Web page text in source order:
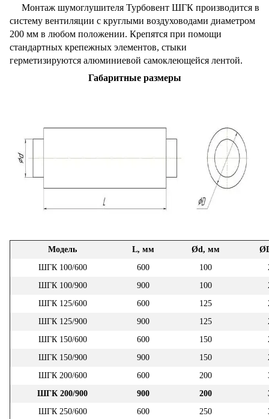
Монтаж шумоглушителя Турбовент ШГК производится в
систему вентиляции с круглыми воздуховодами диаметром
200 мм в любом положении. Крепятся при помощи
стандартных крепежных элементов, стыки
герметизируются алюминиевой самоклеющейся лентой.
Габаритные размеры
Модель L, мм Ød, мм
ШГК 100/600
600 100
ШГК 100/900
900 100
ШГК 125/600
600 125
ШГК 125/900
900 125
ШГК 150/600
600 150
ШГК 150/900
900 150
ШГК 200/600
600 200
ШГК 200/900
900 200
ШГК 250/600
600 250